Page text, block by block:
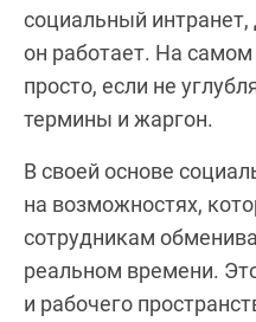
социальный интранет,
он работает. На
просто, если не
термины и жаргон.
В своей основе
на возможностях,
сотрудникам
реальном времени.
и рабочего